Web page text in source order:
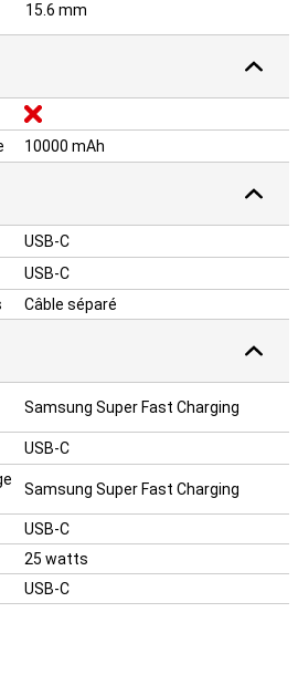
15.6 mm
10000 mAh
USB-C
USB-C
Câble séparé
Samsung Super Fast Charging
USB-C
Samsung Super Fast Charging
USB-C
25 watts
USB-C